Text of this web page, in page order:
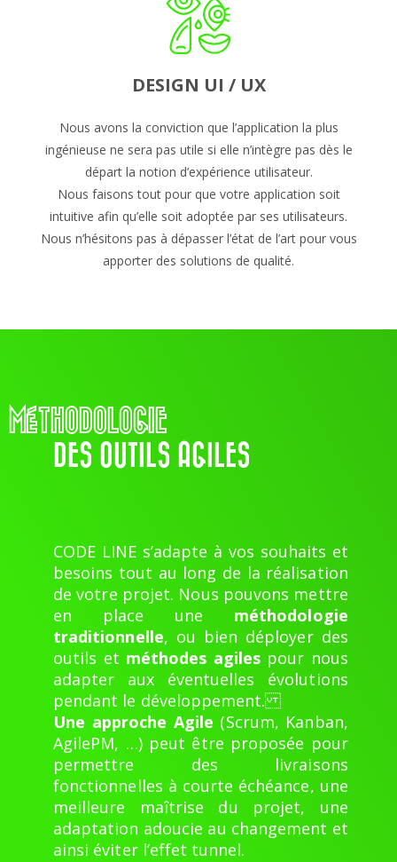
DESIGN UI / UX
Nous avons la conviction que l’application la plus
ingénieuse ne sera pas utile si elle n’intègre pas dès le
départ la notion d’expérience utilisateur.
Nous faisons tout pour que votre application soit
intuitive afin qu’elle soit adoptée par ses utilisateurs.
Nous n’hésitons pas à dépasser l’état de l’art pour vous
apporter des solutions de qualité.
MÉTHODOLOGIE
DES OUTILS AGILES
CODE LINE s’adapte à vos souhaits et
besoins tout au long de la réalisation
de votre projet. Nous pouvons mettre
en place une méthodologie
traditionnelle, ou bien déployer des
outils et méthodes agilespour nous
adapter aux éventuelles évolutions
pendant le développement.
Une approche Agile (Scrum, Kanban,
AgilePM, …) peut être proposée pour
permettre des livraisons
fonctionnelles à courte échéance, une
meilleure maîtrise du projet, une
adaptation adoucie au changement et
ainsi éviter l’effet tunnel.